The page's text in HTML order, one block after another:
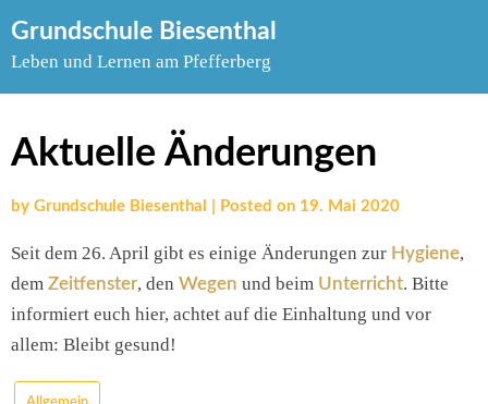
to
Grundschule Biesenthal
Leben und Lernen am Pfefferberg
Aktuelle Änderungen
by Grundschule Biesenthal Posted on 19. Mai 2020
Seit dem 26. April gibt es einige Änderungen zur Hygiene,
dem Zeitfenster, den Wegen und beim Unterricht. Bitte
informiert euch hier, achtet auf die Einhaltung und vor
allem: Bleibt gesund!